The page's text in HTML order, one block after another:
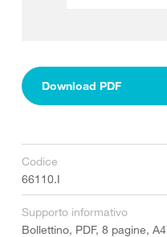
Download PDF
Codice
66110.I
Supporto informativo
Bollettino, PDF, 8 pagine, A4